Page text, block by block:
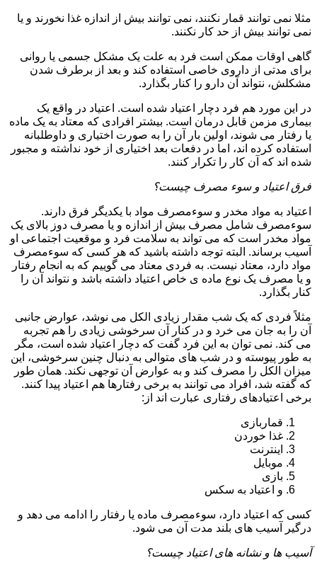
مثلا نمی توانند قمار نکنند، نمی توانند بیش از اندازه غذا نخورند و یا
نمی توانند بیش از حد کار نکنند.
گاهی اوقات ممکن است فرد به علت یک مشکل جسمی یا روانی
برای مدتی از داروی خاصی استفاده کند و بعد از برطرف شدن
مشکلش، نتواند آن دارو را کنار بگذارد.
در این مورد هم فرد دچار اعتیاد شده است. اعتیاد در واقع یک
بیماری مزمن قابل درمان است. بیشتر افرادی که معتاد به یک ماده
یا رفتار می شوند، اولین بار آن را به صورت اختیاری و داوطلبانه
استفاده کرده اند، اما در دفعات بعد اختیاری از خود نداشته و مجبور
شده اند که آن کار را تکرار کنند.
فرق اعتیاد و سوء مصرف چیست؟
اعتیاد به مواد مخدر و سوءمصرف مواد با یکدیگر فرق دارند.
سوءمصرف شامل مصرف بیش از اندازه و یا مصرف دوز بالای یک
مواد مخدر است که می تواند به سلامت فرد و موقعیت اجتماعی او
آسیب برساند. البته توجه داشته باشید که هر کسی که سوءمصرف
مواد دارد، معتاد نیست. به فردی معتاد می گوییم که به انجام رفتار
و یا مصرف یک نوع ماده ی خاص اعتیاد داشته باشد و نتواند آن را
کنار بگذارد.
مثلاً فردی که یک شب مقدار زیادی الکل می نوشد، عوارض جانبی
آن را به جان می خرد و در کنار آن سرخوشی زیادی را هم تجربه
می کند. نمی توان به این فرد گفت که دچار اعتیاد شده است، مگر
به طور پیوسته و در شب های متوالی به دنبال چنین سرخوشی، این
میزان الکل را مصرف کند و به عوارض آن توجهی نکند. همان طور
که گفته شد، افراد می توانند به برخی رفتارها هم اعتیاد پیدا کنند.
برخی اعتیادهای رفتاری عبارت اند از:
قماربازی
غذا خوردن
اینترنت
موبایل
بازی
و اعتیاد به سکس
کسی که اعتیاد دارد، سوءمصرف ماده یا رفتار را ادامه می دهد و
درگیر آسیب های بلند مدت آن می شود.
آسیب ها و نشانه های اعتیاد چیست؟